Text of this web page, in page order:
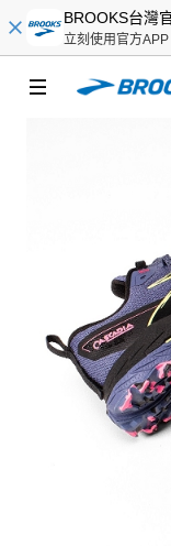
BROOKS台灣
立刻使用官方APP